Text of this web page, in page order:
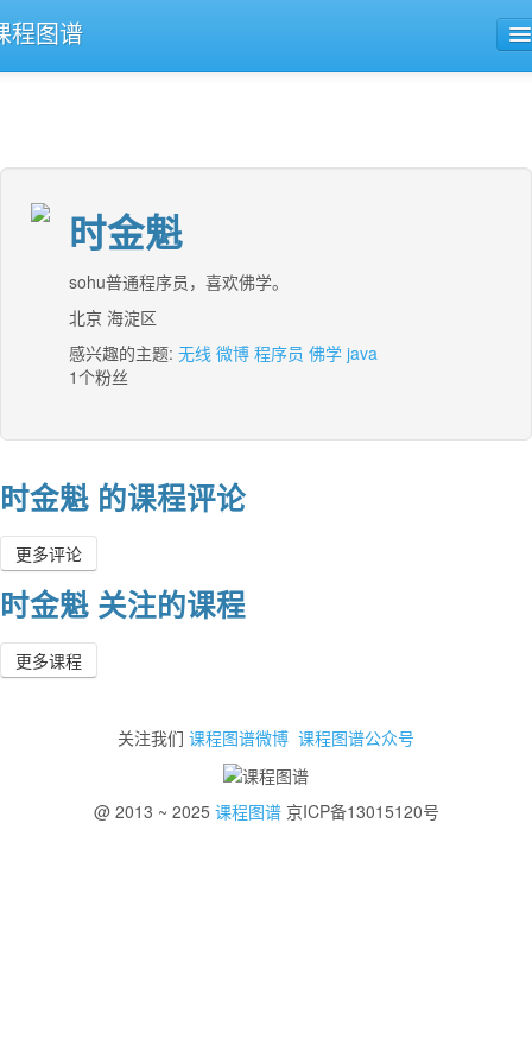
程图谱
时金魁
sohu普通程序员，喜欢佛学。
北京 海淀区
感兴趣的主题: 无线 微博 程序员 佛学 java
1个粉丝
时金魁 的课程评论
更多评论
时金魁 关注的课程
更多课程
关注我们 课程图谱微博 课程图谱公众号
@ 2013 ~ 2025 课程图谱京ICP备13015120号